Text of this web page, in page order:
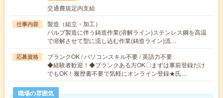
交通費規定内支給
仕事内容
製造（組立・加工）
バルブ製造に伴う鋳造作業(溶解ライン)ステンレス鋼を高温
で溶解させて型に流し込む作業(鋳造ライン)流…
応募資格
ブランクOK / パソコンスキル不要 / 英語力不要
◆経験者歓迎！◆ブランクある方OK〇まずは事前登録だけ
でもOK！履歴書不要で気軽にオンライン登録★氏…
職場の雰囲気